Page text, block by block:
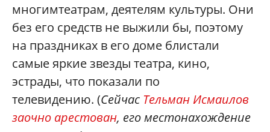
многимтеатрам, деятелям культуры. Они
без его средств не выжили бы, поэтому
на праздниках в его доме блистали
самые яркие звезды театра, кино,
эстрады, что показали по
телевидению. (Сейчас Тельман Исмаилов
заочно арестован, его местонахождение